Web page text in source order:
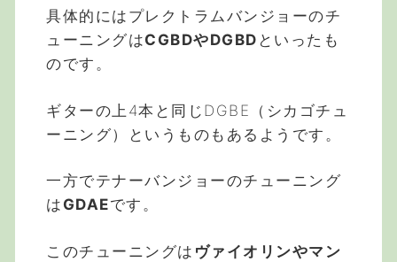
具体的にはプレクトラムバンジョーのチ
ューニングはCGBDやDGBD といったも
のです。
ギターの上4本と同じDGBE（シカゴチュ
ーニング）というものもあるようです。
一方でテナーバンジョーのチューニング
は GDAEです。
このチューニングは ヴァイオリンやマン